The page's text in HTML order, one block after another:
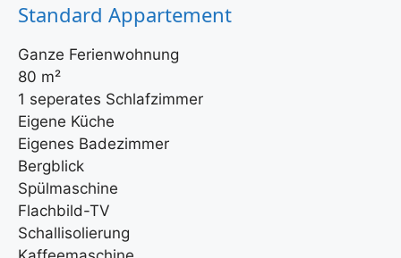
Standard Appartement
Ganze Ferienwohnung
80 m²
1 seperates Schlafzimmer
Eigene Küche
Eigenes Badezimmer
Bergblick
Spülmaschine
Flachbild-TV
Schallisolierung